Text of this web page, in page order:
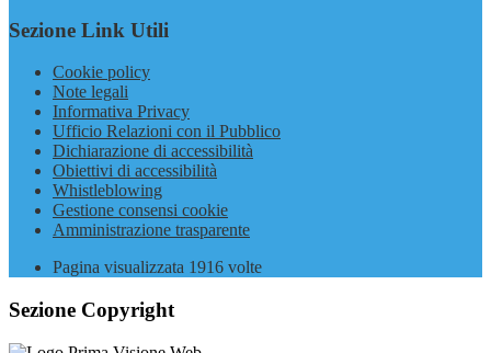
Sezione Link Utili
Cookie policy
Note legali
Informativa Privacy
Ufficio Relazioni con il Pubblico
Dichiarazione di accessibilità
Obiettivi di accessibilità
Whistleblowing
Gestione consensi cookie
Amministrazione trasparente
Pagina visualizzata 1916 volte
Sezione Copyright